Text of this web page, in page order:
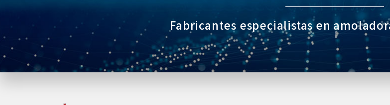
Fabricantes especialistas en